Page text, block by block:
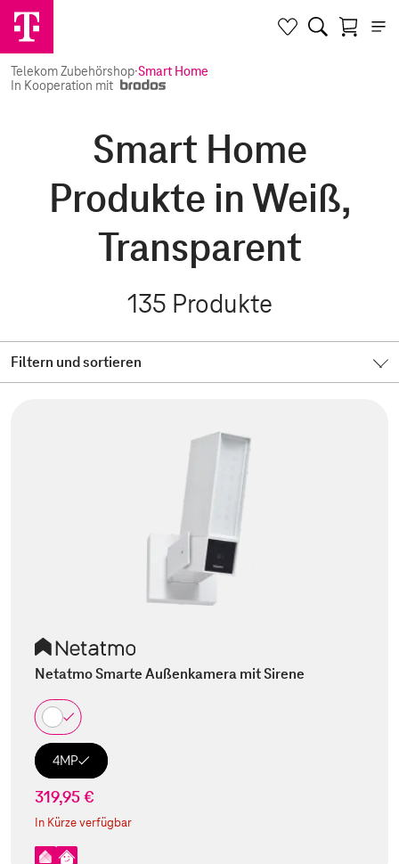
Telekom Zubehörshop·Smart Home
In Kooperation mit
Smart Home
Produkte in Weiß,
Transparent
135 Produkte
Filtern und sortieren
Netatmo Smarte Außenkamera mit Sirene
4MP
319,95 €
In Kürze verfügbar